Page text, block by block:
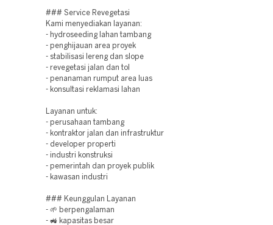
### Service Revegetasi
Kami menyediakan layanan:
- hydroseeding lahan tambang
- penghijauan area proyek
- stabilisasi lereng dan slope
- revegetasi jalan dan tol
- penanaman rumput area luas
- konsultasi reklamasi lahan
Layanan untuk:
- perusahaan tambang
- kontraktor jalan dan infrastruktur
- developer properti
- industri konstruksi
- pemerintah dan proyek publik
- kawasan industri
### Keunggulan Layanan
- 🌱 berpengalaman
- 🚜 kapasitas besar